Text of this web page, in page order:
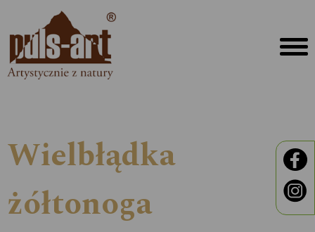
Wielbłądka
żółtonoga